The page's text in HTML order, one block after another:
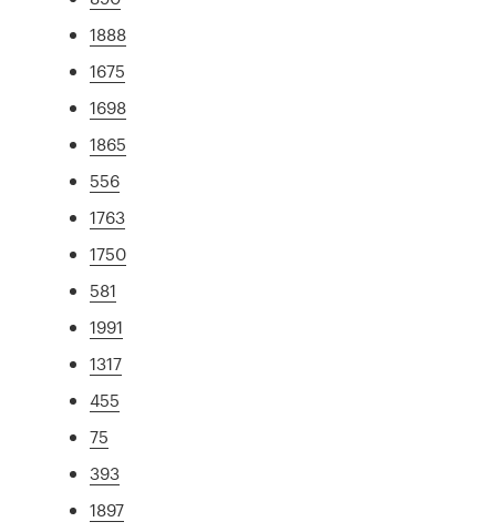
1888
1675
1698
1865
556
1763
1750
581
1991
1317
455
75
393
1897